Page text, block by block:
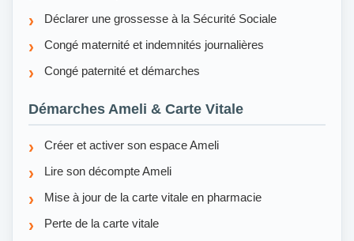
Déclarer une grossesse à la Sécurité Sociale
Congé maternité et indemnités journalières
Congé paternité et démarches
Démarches Ameli & Carte Vitale
Créer et activer son espace Ameli
Lire son décompte Ameli
Mise à jour de la carte vitale en pharmacie
Perte de la carte vitale